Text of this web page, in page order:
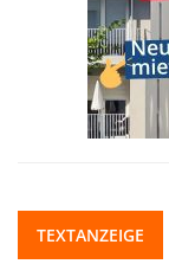
TEXTANZEIGE